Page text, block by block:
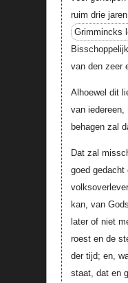
ruim drie
Grimmincks
van den zeer
Alhoewel dit
van
behagen zal
Dat zal
goed gedacht
kan, van
later of niet
roest en de
der tijd; en,
staat, dat en